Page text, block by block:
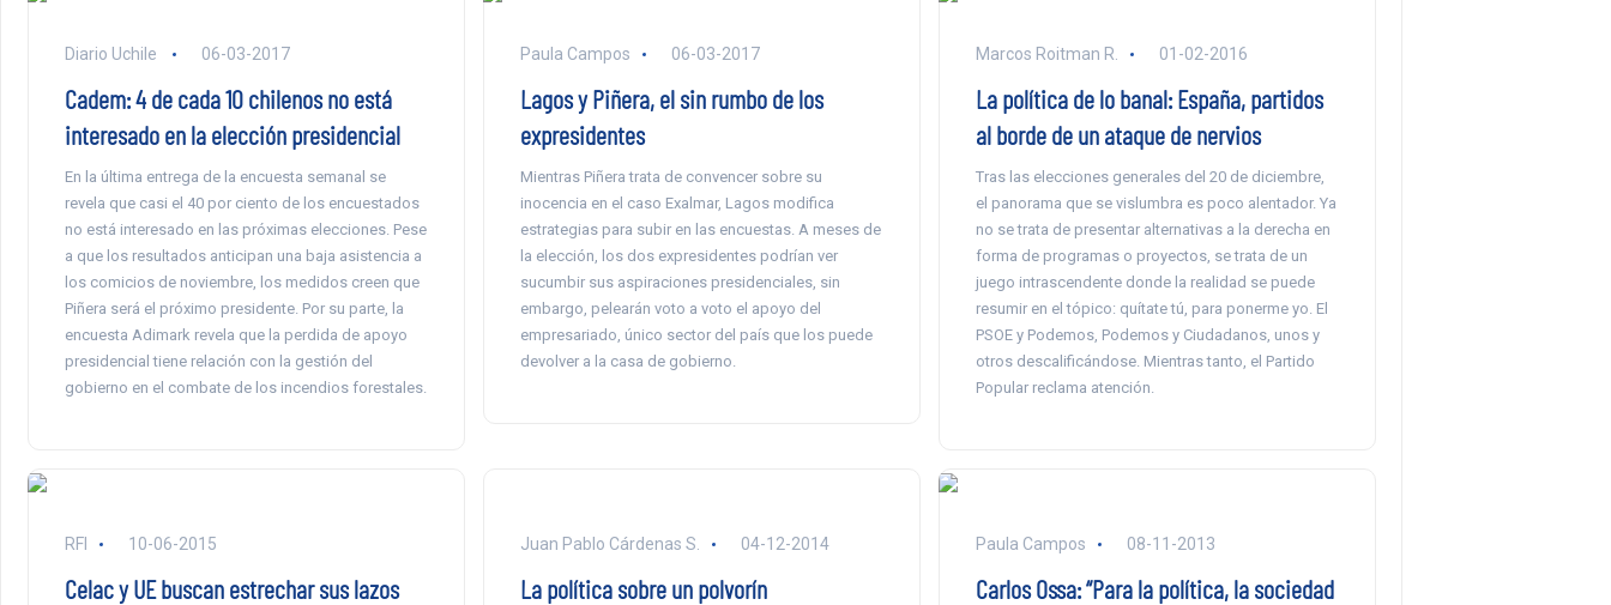
Diario Uchile 06-03-2017
Cadem: 4 de cada 10 chilenos no está
interesado en la elección presidencial
En la última entrega de la encuesta semanal se
revela que casi el 40 por ciento de los encuestados
no está interesado en las próximas elecciones. Pese
a que los resultados anticipan una baja asistencia a
los comicios de noviembre, los medidos creen que
Piñera será el próximo presidente. Por su parte, la
encuesta Adimark revela que la perdida de apoyo
presidencial tiene relación con la gestión del
gobierno en el combate de los incendios forestales.
Paula Campos 06-03-2017
Lagos y Piñera, el sin rumbo de los
expresidentes
Mientras Piñera trata de convencer sobre su
inocencia en el caso Exalmar, Lagos modifica
estrategias para subir en las encuestas. A meses de
la elección, los dos expresidentes podrían ver
sucumbir sus aspiraciones presidenciales, sin
embargo, pelearán voto a voto el apoyo del
empresariado, único sector del país que los puede
devolver a la casa de gobierno.
Marcos Roitman R. 01-02-2016
La política de lo banal: España, partidos
al borde de un ataque de nervios
Tras las elecciones generales del 20 de diciembre,
el panorama que se vislumbra es poco alentador. Ya
no se trata de presentar alternativas a la derecha en
forma de programas o proyectos, se trata de un
juego intrascendente donde la realidad se puede
resumir en el tópico: quítate tú, para ponerme yo. El
PSOE y Podemos, Podemos y Ciudadanos, unos y
otros descalificándose. Mientras tanto, el Partido
Popular reclama atención.
RFI 10-06-2015
Celac y UE buscan estrechar sus lazos
Juan Pablo Cárdenas S. 04-12-2014
La política sobre un polvorín
Paula Campos 08-11-2013
Carlos Ossa: “Para la política, la sociedad